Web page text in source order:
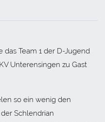
Team 1 der D-Jugend
Unterensingen zu Gast
so ein wenig den
Schlendrian